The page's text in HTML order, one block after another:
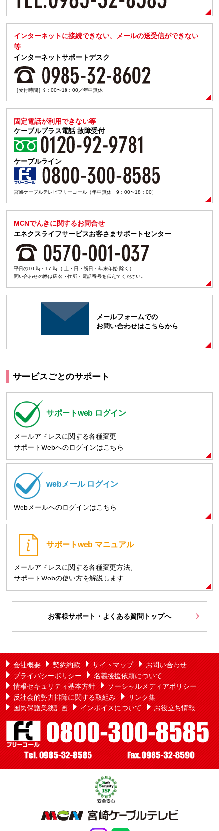
インターネットに接続できない、メールの送受信ができない
等
インターネットサポートデスク
［受付時間］9：00〜18：00／年中無休
固定電話が利用できない等
ケーブルプラス電話故障受付
ケーブルライン
宮崎ケーブルテレビフリーコール（年中無休 9：00〜18：00）
MCNでんきに関するお問合せ
エネクスライフサービスお客さまサポートセンター
平日の10 時～17 時（ 土・日・祝日・年末年始 除く）
問い合わせの際は氏名・住所・電話番号を伝えてください。
メールフォームでの
お問い合わせはこちらから
サービスごとのサポート
サポートweb ログイン
メールアドレスに関する各種変更
サポートWebへのログインはこちら
webメールログイン
Webメールへのログインはこちら
サポートweb マニュアル
メールアドレスに関する各種変更方法、
サポートWebの使い方を解説します
お客様サポート・よくある質問トップへ
会社概要 契約約款 サイトマップ
お問い合わせ
プライバシーポリシー
名義後援依頼について
情報セキュリティ基本方針
ソーシャルメディアポリシー
反社会的勢力排除に関する取組み
リンク集
国民保護業務計画
インボイスについて お役立ち情報